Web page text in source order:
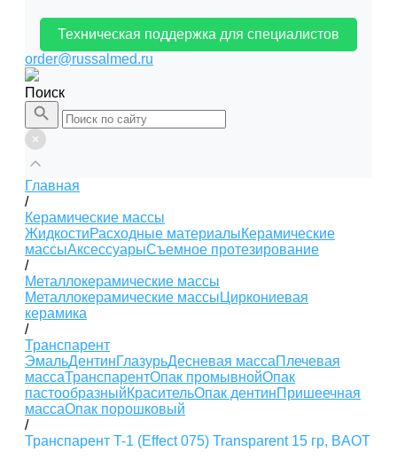
Техническая поддержка для специалистов
order@russalmed.ru
Поиск
Главная
/
Керамические массы
ЖидкостиРасходные материалыКерамические
массыАксессуарыСъемное протезирование
/
Металлокерамические массы
Металлокерамические массы Циркониевая
керамика
/
Транспарент
ЭмальДентинГлазурьДесневая массаПлечевая
массаТранспарентОпак промывнойОпак
пастообразныйКрасительОпак дентинПришеечная
массаОпак порошковый
/
Транспарент T-1 (Effect 075) Transparent 15 гр, BAOT